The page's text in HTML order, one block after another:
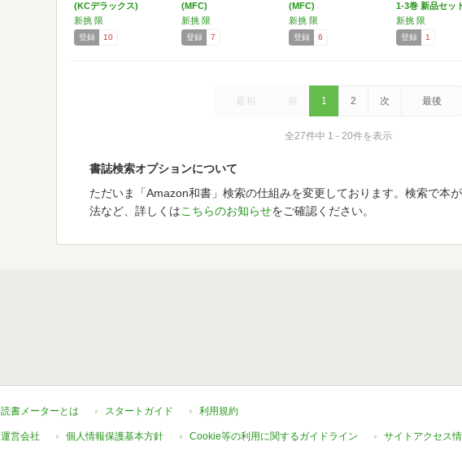
(KCデラックス)
新挑 限
登録 10
(MFC)
新挑 限
登録 7
(MFC)
新挑 限
登録 6
1-3巻 新品セッ
新挑 限
登録 1
最初 前 1 2 次 最後
全27件中 1 - 20件を表示
書誌検索オプションについて
ただいま「Amazon和書」検索の仕組みを変更しております。検索で本
法など、詳しくはこちらのお知らせをご確認ください。
読書メーターとは スタートガイド 利用規約
運営会社 個人情報保護基本方針 Cookie等の利用に関するガイドライン サイトアクセス